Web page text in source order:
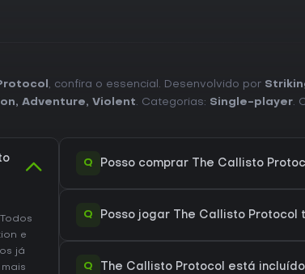
, confira o essencial. Desenvolvido por
, Adventure, Violent. Categorias: Single-player.
Todos
e
já
Q Posso comprar The Callisto
Q Posso jogar The Callisto Protocol
Q The Callisto Protocol está